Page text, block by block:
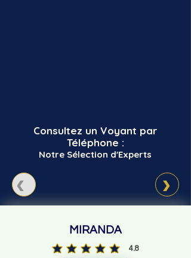
Consultez un Voyant par
Téléphone :
Notre Sélection d'Experts
‹ ›
MIRANDA
4.8
la note moyenne est 4.8 sur